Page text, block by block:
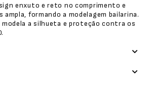
enxuto e reto no comprimento e
ampla, formando a modelagem bailarina.
a silhueta e proteção contra os